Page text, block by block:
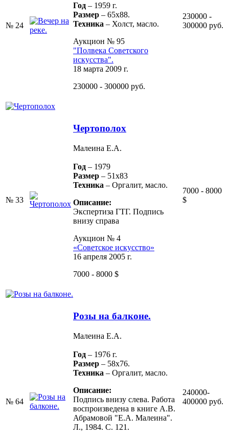
№ 24
Год – 1959 г.
Размер – 65х88.
Техника – Холст, масло.
Аукцион № 95
"Полвека Советского
искусства".
18 марта 2009 г.
230000 - 300000 руб.
230000 -
300000 руб.
№ 33
Чертополох
Малеина Е.А.
Год – 1979
Размер – 51х83
Техника – Оргалит, масло.
Описание:
Экспертиза ГТГ. Подпись
внизу справа
Аукцион № 4
«Советское искусство»
16 апреля 2005 г.
7000 - 8000 $
7000 - 8000
$
№ 64
Розы на балконе.
Малеина Е.А.
Год – 1976 г.
Размер – 58х76.
Техника – Оргалит, масло.
Описание:
Подпись внизу слева. Работа
воспроизведена в книге А.В.
Абрамовой "Е.А. Малеина".
Л., 1984. С. 121.
240000-
400000 руб.